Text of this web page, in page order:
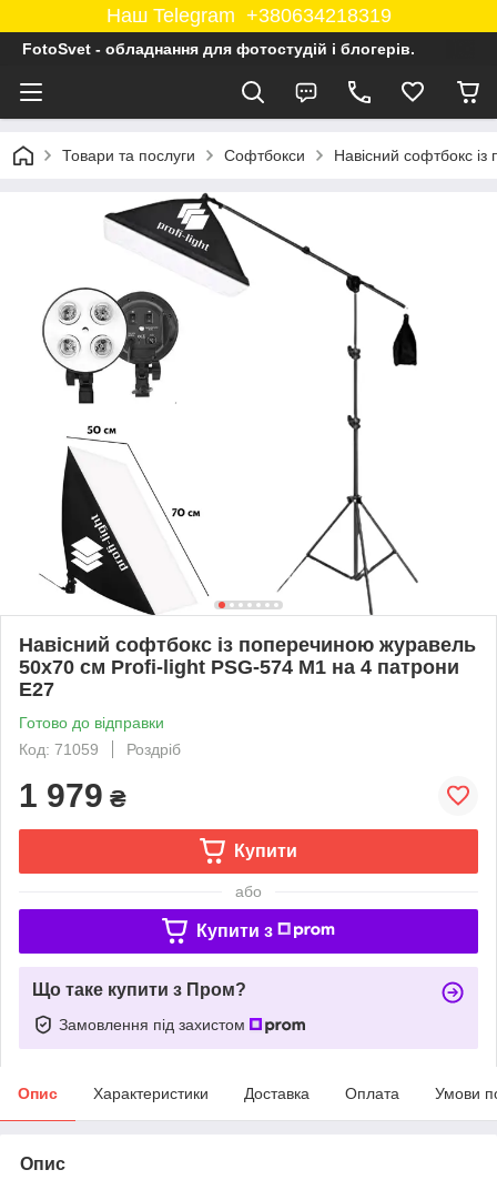
Наш Telegram +380634218319
FotoSvet - обладнання для фотостудій і блогерів.
Товари та послуги Софтбокси Навісний софтбокс
Навісний софтбокс із поперечиною журавель
50х70 см Profi-light PSG-574 M1 на 4 патрони
E27
Готово до відправки
Код: 71059
Роздріб
1 979 ₴
Купити
або
Купити з
Що таке купити з Пром?
Замовлення під захистом
Опис Характеристики Доставка Оплата Умови
Опис